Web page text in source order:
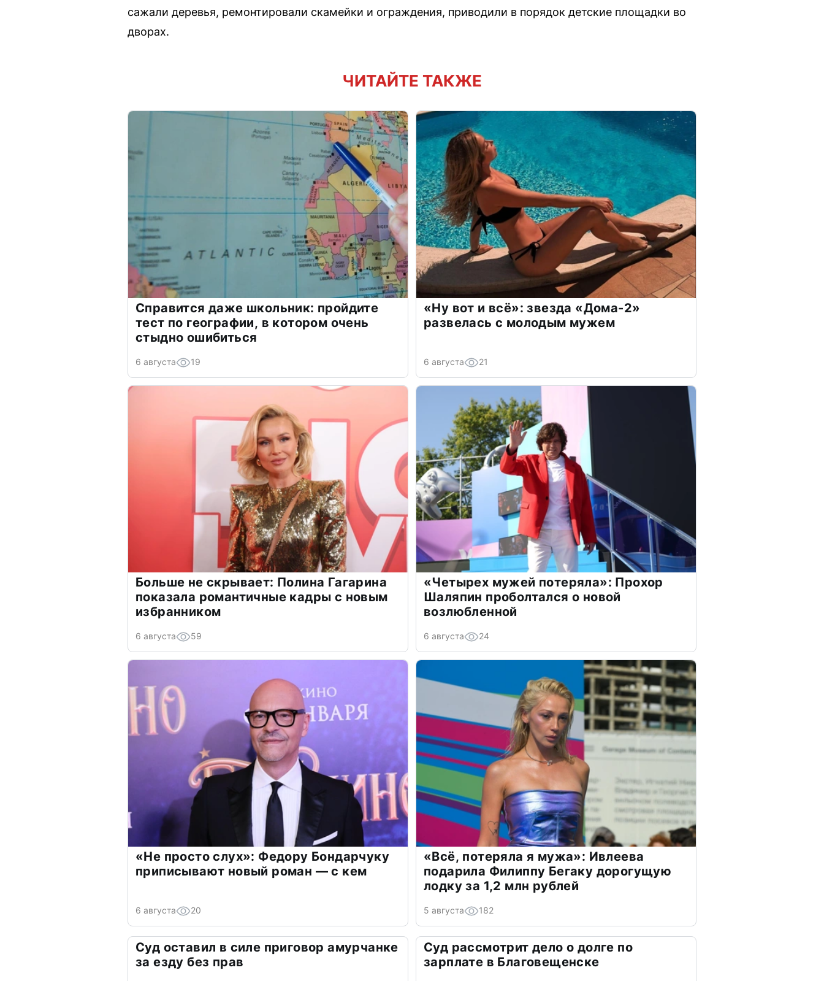
сажали деревья, ремонтировали скамейки и ограждения, приводили в порядок детские площадки во
дворах.
ЧИТАЙТЕ ТАКЖЕ
Справится даже школьник: пройдите
тест по географии, в котором очень
стыдно ошибиться
6 августа 19
«Ну вот и всё»: звезда «Дома-2»
развелась с молодым мужем
6 августа 21
Больше не скрывает: Полина Гагарина
показала романтичные кадры с новым
избранником
6 августа 59
«Четырех мужей потеряла»: Прохор
Шаляпин проболтался о новой
возлюбленной
6 августа 24
«Не просто слух»: Федору Бондарчуку
приписывают новый роман — с кем
6 августа 20
«Всё, потеряла я мужа»: Ивлеева
подарила Филиппу Бегаку дорогущую
лодку за 1,2 млн рублей
5 августа 182
Суд оставил в силе приговор амурчанке
за езду без прав
Суд рассмотрит дело о долге по
зарплате в Благовещенске